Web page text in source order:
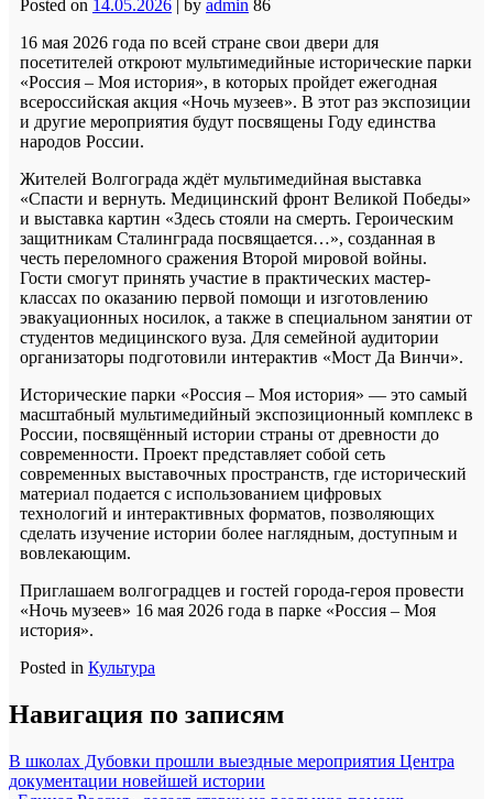
Posted on 14.05.2026 | by admin 86
16 мая 2026 года по всей стране свои двери для
посетителей откроют мультимедийные исторические парки
«Россия – Моя история», в которых пройдет ежегодная
всероссийская акция «Ночь музеев». В этот раз экспозиции
и другие мероприятия будут посвящены Году единства
народов России.
Жителей Волгограда ждёт мультимедийная выставка
«Спасти и вернуть. Медицинский фронт Великой Победы»
и выставка картин «Здесь стояли на смерть. Героическим
защитникам Сталинграда посвящается…», созданная в
честь переломного сражения Второй мировой войны.
Гости смогут принять участие в практических мастер-
классах по оказанию первой помощи и изготовлению
эвакуационных носилок, а также в специальном занятии от
студентов медицинского вуза. Для семейной аудитории
организаторы подготовили интерактив «Мост Да Винчи».
Исторические парки «Россия – Моя история» — это самый
масштабный мультимедийный экспозиционный комплекс в
России, посвящённый истории страны от древности до
современности. Проект представляет собой сеть
современных выставочных пространств, где исторический
материал подается с использованием цифровых
технологий и интерактивных форматов, позволяющих
сделать изучение истории более наглядным, доступным и
вовлекающим.
Приглашаем волгоградцев и гостей города-героя провести
«Ночь музеев» 16 мая 2026 года в парке «Россия – Моя
история».
Posted in Культура
Навигация по записям
В школах Дубовки прошли выездные мероприятия Центра
документации новейшей истории